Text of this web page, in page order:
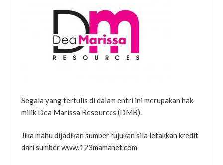
Segala yang tertulis di dalam entri ini merupakan hak
milik Dea Marissa Resources (DMR).
Jika mahu dijadikan sumber rujukan sila letakkan kredit
dari sumber www.123mamanet.com